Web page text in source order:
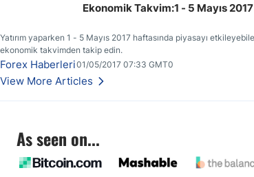
Ekonomik Takvim:1 - 5 Mayıs 2017
Yatırım yaparken 1 - 5 Mayıs 2017 haftasında piyasayı etkileyebilecek olayları
ekonomik takvimden takip edin.
Forex Haberleri01/05/2017 07:33 GMT0
View More Articles
As seen on...